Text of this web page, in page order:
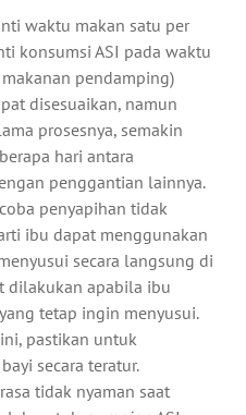
waktu makan satu per
konsumsi ASI pada waktu
pendamping)
disesuaikan, namun
prosesnya, semakin
hari antara
penggantian lainnya.
penyapihan tidak
ibu dapat menggunakan
secara langsung di
dilakukan apabila ibu
tetap ingin menyusui.
pastikan untuk
secara teratur.
tidak nyaman saat